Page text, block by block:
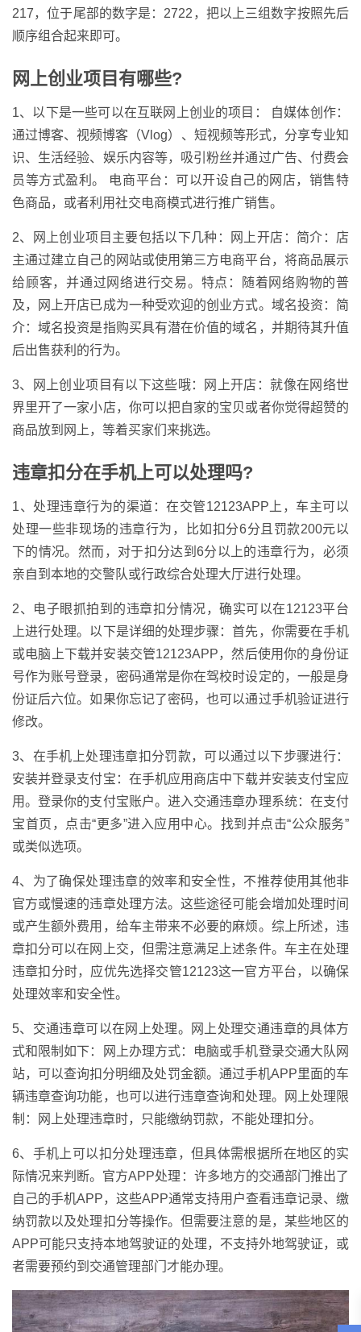
217，位于尾部的数字是：2722，把以上三组数字按照先后
顺序组合起来即可。
网上创业项目有哪些?
1、以下是一些可以在互联网上创业的项目： 自媒体创作：
通过博客、视频博客（Vlog）、短视频等形式，分享专业知
识、生活经验、娱乐内容等，吸引粉丝并通过广告、付费会
员等方式盈利。 电商平台：可以开设自己的网店，销售特
色商品，或者利用社交电商模式进行推广销售。
2、网上创业项目主要包括以下几种：网上开店：简介：店
主通过建立自己的网站或使用第三方电商平台，将商品展示
给顾客，并通过网络进行交易。特点：随着网络购物的普
及，网上开店已成为一种受欢迎的创业方式。域名投资：简
介：域名投资是指购买具有潜在价值的域名，并期待其升值
后出售获利的行为。
3、网上创业项目有以下这些哦：网上开店：就像在网络世
界里开了一家小店，你可以把自家的宝贝或者你觉得超赞的
商品放到网上，等着买家们来挑选。
违章扣分在手机上可以处理吗?
1、处理违章行为的渠道：在交管12123APP上，车主可以
处理一些非现场的违章行为，比如扣分6分且罚款200元以
下的情况。然而，对于扣分达到6分以上的违章行为，必须
亲自到本地的交警队或行政综合处理大厅进行处理。
2、电子眼抓拍到的违章扣分情况，确实可以在12123平台
上进行处理。以下是详细的处理步骤：首先，你需要在手机
或电脑上下载并安装交管12123APP，然后使用你的身份证
号作为账号登录，密码通常是你在驾校时设定的，一般是身
份证后六位。如果你忘记了密码，也可以通过手机验证进行
修改。
3、在手机上处理违章扣分罚款，可以通过以下步骤进行：
安装并登录支付宝：在手机应用商店中下载并安装支付宝应
用。登录你的支付宝账户。进入交通违章办理系统：在支付
宝首页，点击“更多”进入应用中心。找到并点击“公众服务”
或类似选项。
4、为了确保处理违章的效率和安全性，不推荐使用其他非
官方或慢速的违章处理方法。这些途径可能会增加处理时间
或产生额外费用，给车主带来不必要的麻烦。综上所述，违
章扣分可以在网上交，但需注意满足上述条件。车主在处理
违章扣分时，应优先选择交管12123这一官方平台，以确保
处理效率和安全性。
5、交通违章可以在网上处理。网上处理交通违章的具体方
式和限制如下：网上办理方式：电脑或手机登录交通大队网
站，可以查询扣分明细及处罚金额。通过手机APP里面的车
辆违章查询功能，也可以进行违章查询和处理。网上处理限
制：网上处理违章时，只能缴纳罚款，不能处理扣分。
6、手机上可以扣分处理违章，但具体需根据所在地区的实
际情况来判断。官方APP处理：许多地方的交通部门推出了
自己的手机APP，这些APP通常支持用户查看违章记录、缴
纳罚款以及处理扣分等操作。但需要注意的是，某些地区的
APP可能只支持本地驾驶证的处理，不支持外地驾驶证，或
者需要预约到交通管理部门才能办理。